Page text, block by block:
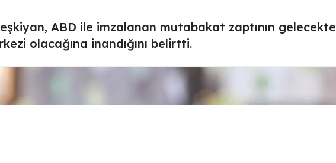
ABD ile imzalanan mutabakat zaptının gelecekte
olacağına inandığını belirtti.